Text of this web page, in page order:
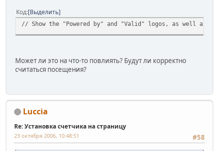
Код Выделить
// Show the "Powered by" and "Valid" logos, as well as
Может ли это на что-то повлиять? Будут ли корректно
считаться посещения?
Luccia
Re: Установка счетчика на страницу
#58
23 октября 2006, 10:48:51